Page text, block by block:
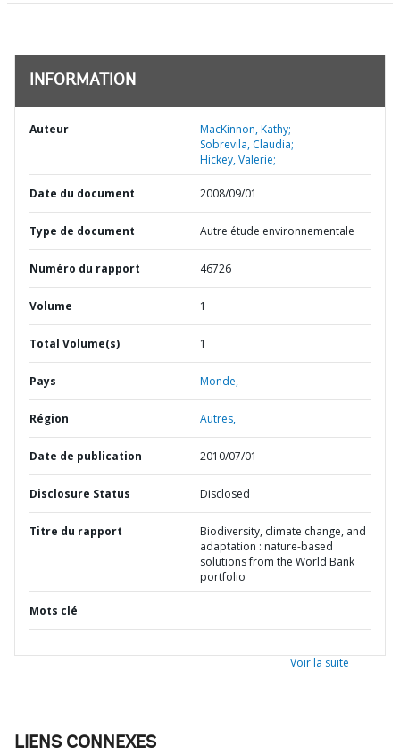
INFORMATION
Auteur
MacKinnon, Kathy;
Sobrevila, Claudia;
Hickey, Valerie;
Date du document 2008/09/01
Type de document Autre étude environnementale
Numéro du rapport 46726
Volume 1
Total Volume(s) 1
Pays Monde,
Région Autres,
Date de publication 2010/07/01
Disclosure Status Disclosed
Titre du rapport
Biodiversity, climate change, and
adaptation : nature-based
solutions from the World Bank
portfolio
Mots clé
Voir la suite
LIENS CONNEXES